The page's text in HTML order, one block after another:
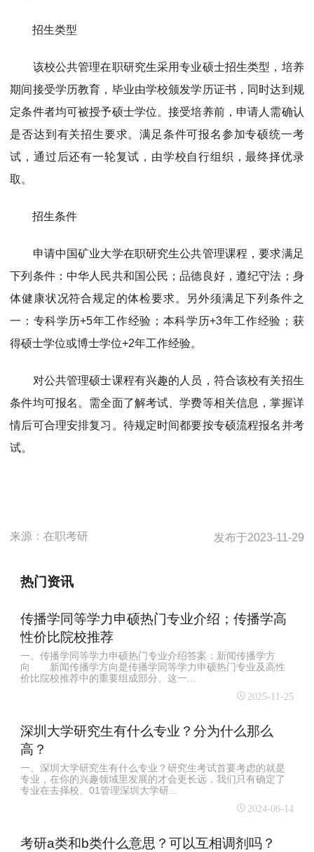
招生类型
该校公共管理在职研究生采用专业硕士招生类型，培养
期间接受学历教育，毕业由学校颁发学历证书，同时达到规
定条件者均可被授予硕士学位。接受培养前，申请人需确认
是否达到有关招生要求。满足条件可报名参加专硕统一考
试，通过后还有一轮复试，由学校自行组织，最终择优录
取。
招生条件
申请中国矿业大学在职研究生公共管理课程，要求满足
下列条件：中华人民共和国公民；品德良好，遵纪守法；身
体健康状况符合规定的体检要求。另外须满足下列条件之
一：专科学历+5年工作经验；本科学历+3年工作经验；获
得硕士学位或博士学位+2年工作经验。
对公共管理硕士课程有兴趣的人员，符合该校有关招生
条件均可报名。需全面了解考试、学费等相关信息，掌握详
情后可合理安排复习。待规定时间都要按专硕流程报名并考
试。
来源：在职考研 发布于2023-11-29
热门资讯
传播学同等学力申硕热门专业介绍；传播学高
性价比院校推荐
一、传播学同等学力申硕热门专业介绍答案：新闻传播学方
向 新闻传播学方向是传播学同等学力申硕热门专业及高性
价比院校推荐中的重要组成部分。这一...
2025-11-25
深圳大学研究生有什么专业？分为什么那么
高？
一、深圳大学研究生有什么专业？研究生考试首要考虑的就是
专业，在你的兴趣领域里发展的才会更长远，我们只有确定了
专业在去择校。01管理深圳大学研...
2024-06-14
考研a类和b类什么意思？可以互相调剂吗？